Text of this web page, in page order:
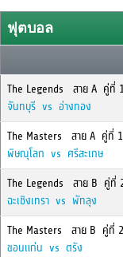
ฟุตบอล
The Legends สาย A คู่ที่ 1
จันทบุรี vs อ่างทอง
The Masters สาย A คู่ที่ 1
พิษณุโลก vs ศรีสะเกษ
The Legends สาย B คู่ที่
ฉะเชิงเทรา vs พัทลุง
The Masters สาย B คู่ที่ 2
ขอนแก่น vs ตรัง